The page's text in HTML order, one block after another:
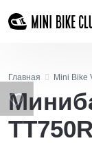
Главная Mini Bike